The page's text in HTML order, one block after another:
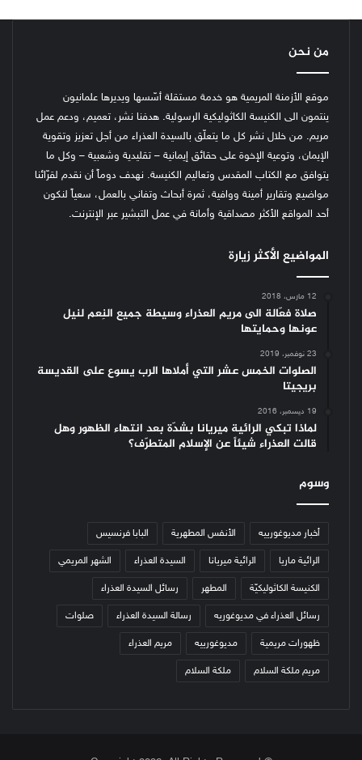
من نحن
موقع الأزمنة المريمية هو خدمة مستقلة أسّسها ويديرها علمانيون
ينتمون الى الكنيسة الكاثوليكية الرسولية. هدفنا نشر، تعميم، ودعم عمل
مريم. من خلال نشر كل ما يتعلّق بالسيدة العذراء من أجل تعزيز وتقوية
الإيمان، وتوعية الإخوة على حقائق إيمانية – تقليدية وشعبية – وكل ما
يتوافق مع الكتاب المقدس وتعاليم الكنيسة. نهدف دوماً أن نقدم لقرّائنا
مواضيع وتقارير أمينة ووافية، ثمرة أبحاث وتفاني بالعمل، سعياً لنكون
أحد المواقع الأكثر مصداقية وأمانة في عمل التبشير عبر الإنترنت.
المواضيع الأكثر زيارة
12 مارس، 2018
صلاة فعّالة الى مريم العذراء وسيطة جميع النِعم لنيل
عونها وحمايتها
23 نوفمبر، 2019
الصلوات الخمس عشر التي أملاها الرب يسوع على القديسة
بريجيتا
19 ديسمبر، 2016
لماذا تبكي الرائية ميريانا بشدّة بعد انتهاء الظهور وهل
قالت العذراء شيئاً عن الإسلام المتطرّف؟
وسوم
أخبار مديوغورييه الأنفس المطهرية البابا فرنسيس
الرائية ماريا الرائية ميريانا السيدة العذراء الشهر المريمي
الكنيسة الكاثوليكيّة المطهر رسائل السيدة العذراء
رسائل العذراء في مديوغوريه رسالة السيدة العذراء صلوات
ظهورات مريمية مديوغورييه مريم العذراء
مريم ملكة السلام ملكة السلام